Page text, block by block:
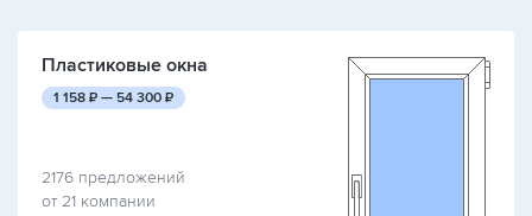
Пластиковые окна
1 158 руб.
₽ — 54 300 руб.
₽
2176 предложений
от 21 компании